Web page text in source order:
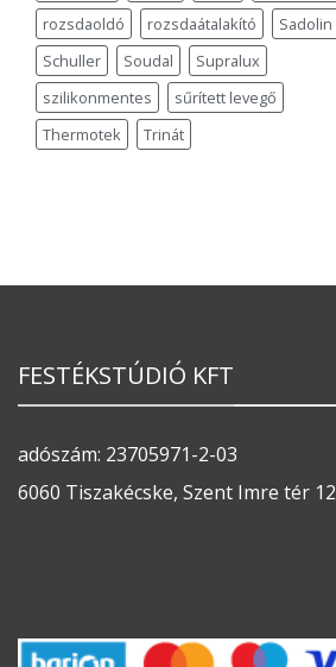
rozsdaoldó
rozsdaátalakító
Sadolin
Schuller
Soudal
Supralux
szilikonmentes
sűrített levegő
Thermotek
Trinát
FESTÉKSTÚDIÓ KFT
adószám: 23705971-2-03
6060 Tiszakécske, Szent Imre tér 12